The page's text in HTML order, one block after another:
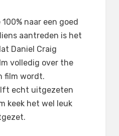
naar een goed
aantreden is het
Daniel Craig
volledig over the
film wordt.
echt uitgezeten
keek het wel leuk